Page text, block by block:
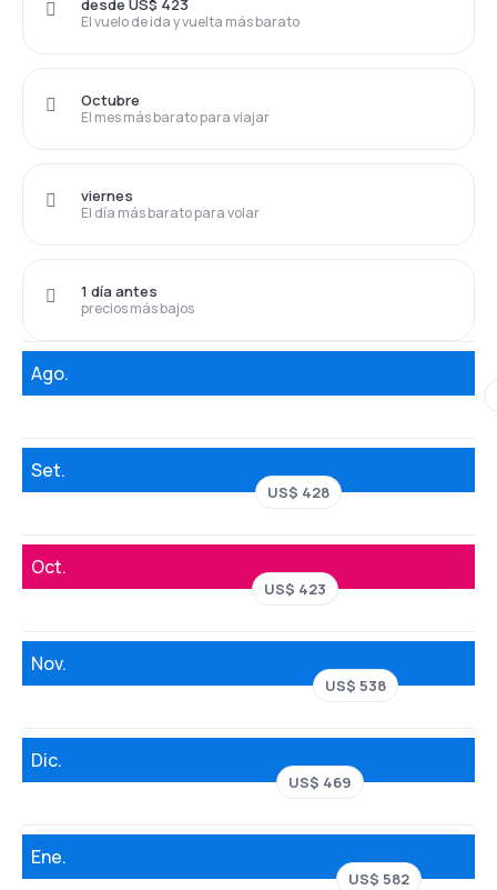
El vuelo de ida y vuelta más barato
desde US$ 423
El mes más barato para viajar
Octubre
El día más barato para volar
viernes
precios más bajos
1 día antes
Ago.
Set.
US$ 428
Oct.
US$ 423
Nov.
US$ 538
Dic.
US$ 469
Ene.
US$ 582